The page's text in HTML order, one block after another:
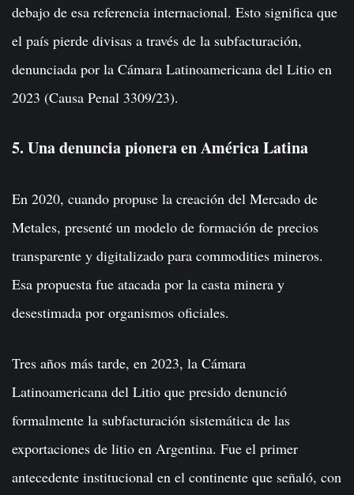
debajo de esa referencia internacional. Esto significa que
el país pierde divisas a través de la subfacturación,
denunciada por la Cámara Latinoamericana del Litio en
2023 (Causa Penal 3309/23).
5. Una denuncia pionera en América Latina
En 2020, cuando propuse la creación del Mercado de
Metales, presenté un modelo de formación de precios
transparente y digitalizado para commodities mineros.
Esa propuesta fue atacada por la casta minera y
desestimada por organismos oficiales.
Tres años más tarde, en 2023, la Cámara
Latinoamericana del Litio que presido denunció
formalmente la subfacturación sistemática de las
exportaciones de litio en Argentina. Fue el primer
antecedente institucional en el continente que señaló, con